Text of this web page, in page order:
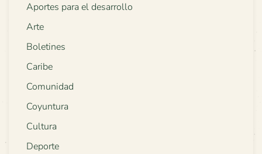
Aportes para el desarrollo
Arte
Boletines
Caribe
Comunidad
Coyuntura
Cultura
Deporte